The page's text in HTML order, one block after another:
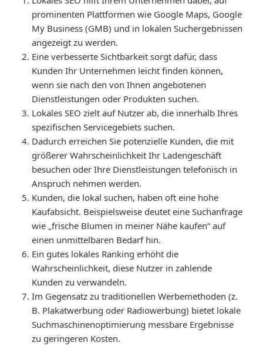
prominenten Plattformen wie Google Maps, Google
My Business (GMB) und in lokalen Suchergebnissen
angezeigt zu werden.
Eine verbesserte Sichtbarkeit sorgt dafür, dass
Kunden Ihr Unternehmen leicht finden können,
wenn sie nach den von Ihnen angebotenen
Dienstleistungen oder Produkten suchen.
Lokales SEO zielt auf Nutzer ab, die innerhalb Ihres
spezifischen Servicegebiets suchen.
Dadurch erreichen Sie potenzielle Kunden, die mit
größerer Wahrscheinlichkeit Ihr Ladengeschäft
besuchen oder Ihre Dienstleistungen telefonisch in
Anspruch nehmen werden.
Kunden, die lokal suchen, haben oft eine hohe
Kaufabsicht. Beispielsweise deutet eine Suchanfrage
wie „frische Blumen in meiner Nähe kaufen“ auf
einen unmittelbaren Bedarf hin.
Ein gutes lokales Ranking erhöht die
Wahrscheinlichkeit, diese Nutzer in zahlende
Kunden zu verwandeln.
Im Gegensatz zu traditionellen Werbemethoden (z.
B. Plakatwerbung oder Radiowerbung) bietet lokale
Suchmaschinenoptimierung messbare Ergebnisse
zu geringeren Kosten.